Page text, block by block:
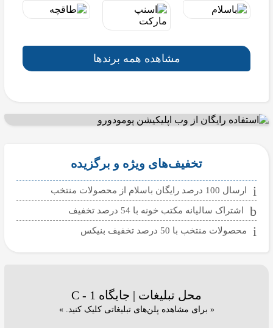
مشاهده همه برندها
تخفیف‌های ویژه و برگزیده
ارسال 100 درصد رایگان باسلام از محصولات منتخب
اشتراک سالیانه مکتب خونه با 54 درصد تخفیف
محصولات منتخب با 50 درصد تخفیف بنیکس
محل تبلیغات | جایگاه C - 1
« برای مشاهده پلن‌های تبلیغاتی کلیک کنید. »